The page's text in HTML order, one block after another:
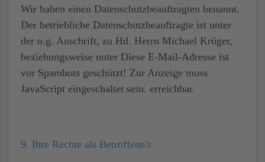
Wir haben einen Datenschutzbeauftragten benannt.
Der betriebliche Datenschutzbeauftragte ist unter
der o.g. Anschrift, zu Hd. Herrn Michael Krüger,
beziehungsweise unter Diese E-Mail-Adresse ist
vor Spambots geschützt! Zur Anzeige muss
JavaScript eingeschaltet sein. erreichbar.
9. Ihre Rechte als Betroffene/r